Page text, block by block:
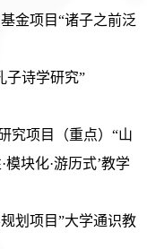
金项目“诸子之前泛
子诗学研究”
究项目（重点）“山
块化·游历式’教学
划项目”大学通识教